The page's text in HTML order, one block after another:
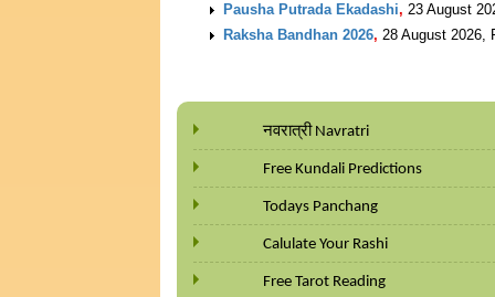
Pausha Putrada Ekadashi, 23 August
Raksha Bandhan 2026, 28 August 2026,
नवरात्री Navratri
Free Kundali Predictions
Todays Panchang
Calulate Your Rashi
Free Tarot Reading